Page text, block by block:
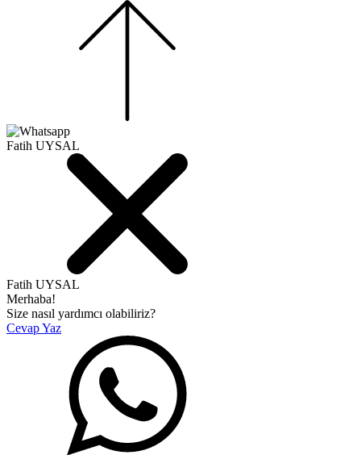
Fatih UYSAL
Fatih UYSAL
Merhaba!
Size nasıl yardımcı olabiliriz?
Cevap Yaz